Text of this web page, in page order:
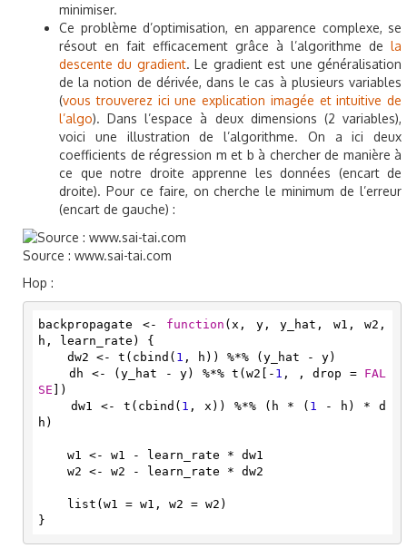
minimiser.
Ce problème d’optimisation, en apparence complexe, se
résout en fait efficacement grâce à l’algorithme de la
descente du gradient. Le gradient est une généralisation
de la notion de dérivée, dans le cas à plusieurs variables
(vous trouverez ici une explication imagée et intuitive de
l’algo). Dans l’espace à deux dimensions (2 variables),
voici une illustration de l’algorithme. On a ici deux
coefficients de régression m et b à chercher de manière à
ce que notre droite apprenne les données (encart de
droite). Pour ce faire, on cherche le minimum de l’erreur
(encart de gauche) :
Source : www.sai-tai.com
Hop :
backpropagate <- function (x, y, y_hat, w1, w2,
h, learn_rate) {
    dw2 <- t(cbind(
1 , h)) %*% (y_hat - y)
    dh <- (y_hat - y) %*% t(w2[-
1 , , drop = FAL
SE ])
    dw1 <- t(cbind(
1 , x)) %*% (h * ( 1
- h) * d
h)
}